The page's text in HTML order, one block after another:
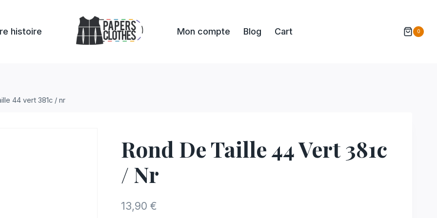
histoire Mon compte Blog Cart 0
44 vert 381c / nr
Rond De Taille 44 Vert 381c
/ Nr
13,90 €